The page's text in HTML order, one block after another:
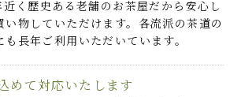
く歴史ある老舗のお茶屋だから安心し
い物していただけます。各流派の茶道の
も長年ご利用いただいています。
めて対応いたします